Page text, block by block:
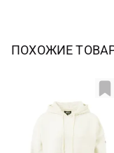
ПОХОЖИЕ